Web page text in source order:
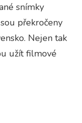
snímky
překročeny
Nejen tak
užít filmové